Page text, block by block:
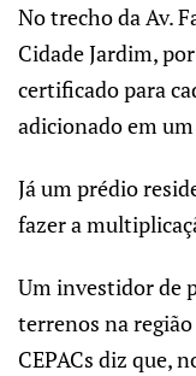
No trecho da Av.
Cidade Jardim,
certificado para
adicionado em
Já um prédio
fazer a
Um investidor de
terrenos na
CEPACs diz que,